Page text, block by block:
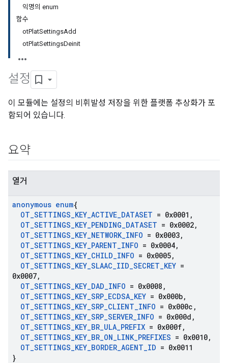
익명의 enum
함수
otPlatSettingsAdd
otPlatSettingsDeinit
설정
이 모듈에는 설정의 비휘발성 저장을 위한 플랫폼 추상화가 포
함되어 있습니다.
요약
열거
anonymous enum{
OT_SETTINGS_KEY_ACTIVE_DATASET = 0x0001 ,
OT_SETTINGS_KEY_PENDING_DATASET = 0x0002,
OT_SETTINGS_KEY_NETWORK_INFO = 0x0003,
OT_SETTINGS_KEY_PARENT_INFO = 0x0004,
OT_SETTINGS_KEY_CHILD_INFO = 0x0005,
OT_SETTINGS_KEY_SLAAC_IID_SECRET_KEY =
0x0007,
OT_SETTINGS_KEY_DAD_INFO = 0x0008 ,
OT_SETTINGS_KEY_SRP_ECDSA_KEY = 0x000b,
OT_SETTINGS_KEY_SRP_CLIENT_INFO = 0x000c ,
OT_SETTINGS_KEY_SRP_SERVER_INFO = 0x000d ,
OT_SETTINGS_KEY_BR_ULA_PREFIX = 0x000f,
OT_SETTINGS_KEY_BR_ON_LINK_PREFIXES = 0x0010,
OT_SETTINGS_KEY_BORDER_AGENT_ID = 0x0011
}